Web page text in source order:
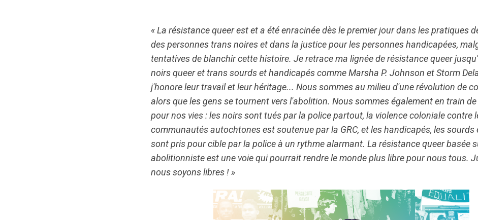
« La résistance queer est et a été enracinée dès le premier jour dans les pratiques
des personnes trans noires et dans la justice pour les personnes handicapées,
tentatives de blanchir cette histoire. Je retrace ma lignée de résistance queer
noirs queer et trans sourds et handicapés comme Marsha P. Johnson et Storm
j'honore leur travail et leur héritage... Nous sommes au milieu d'une révolution de
alors que les gens se tournent vers l'abolition. Nous sommes également en train
pour nos vies : les noirs sont tués par la police partout, la violence coloniale contre
communautés autochtones est soutenue par la GRC, et les handicapés, les sourds
sont pris pour cible par la police à un rythme alarmant. La résistance queer basée
abolitionniste est une voie qui pourrait rendre le monde plus libre pour nous tous.
nous soyons libres ! »